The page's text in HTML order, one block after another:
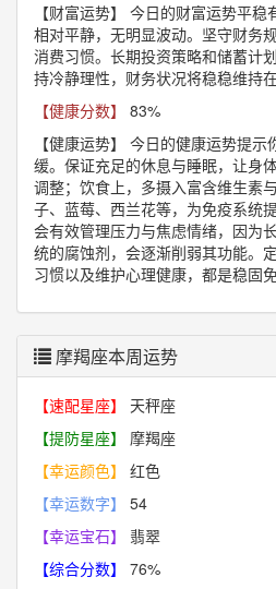
【财富运势】
今日的财富运势平稳
相对平静，无明显波动。坚守财务
消费习惯。长期投资策略和储蓄计
持冷静理性，财务状况将稳稳维持
【健康分数】
83%
【健康运势】
今日的健康运势提示
缓。保证充足的休息与睡眠，让身
调整；饮食上，多摄入富含维生素
子、蓝莓、西兰花等，为免疫系统
会有效管理压力与焦虑情绪，因为
统的腐蚀剂，会逐渐削弱其功能。
习惯以及维护心理健康，都是稳固
摩羯座本周运势
【速配星座】
天秤座
【提防星座】
摩羯座
【幸运颜色】
红色
【幸运数字】
54
【幸运宝石】
翡翠
【综合分数】
76%